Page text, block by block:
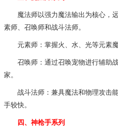
魔法师以强力魔法输出为核心，
素师、召唤师和战斗法师。
元素师：掌握火、水、光等元素
召唤师：通过召唤宠物进行辅助
家。
战斗法师：兼具魔法和物理攻击
手较快。
四、神枪手系列